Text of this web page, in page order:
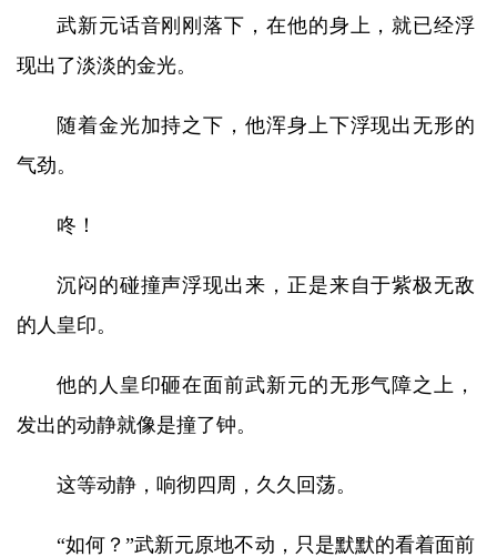
武新元话音刚刚落下，在他的身上，就已经浮
现出了淡淡的金光。
随着金光加持之下，他浑身上下浮现出无形的
气劲。
咚！
沉闷的碰撞声浮现出来，正是来自于紫极无敌
的人皇印。
他的人皇印砸在面前武新元的无形气障之上，
发出的动静就像是撞了钟。
这等动静，响彻四周，久久回荡。
“如何？”武新元原地不动，只是默默的看着面前